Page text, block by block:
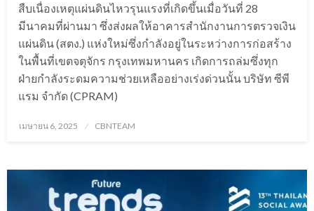
สืบเนื่องเหตุแผ่นดินไหวรุนแรงที่เกิดขึ้นเมื่อวันที่ 28
มีนาคมที่ผ่านมา ซึ่งส่งผลให้อาคารสำนักงานการตรวจเงิน
แผ่นดิน (สตง.) แห่งใหม่ซึ่งกำลังอยู่ในระหว่างการก่อสร้าง
ในพื้นที่เขตจตุจักร กรุงเทพมหานคร เกิดการถล่มซึ่งทุก
ฝ่ายกำลังระดมความช่วยเหลืออย่างเร่งด่วนนั้น บริษัท ซีพี
แรม จำกัด (CPRAM)
Posted
เมษายน 6, 2025 CBNTEAM